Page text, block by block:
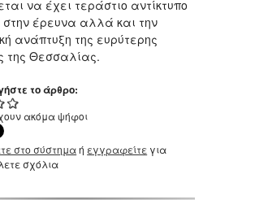
να έχει τεράστιο αντίκτυπο
στην έρευνα αλλά και την
ανάπτυξη της ευρύτερης
της Θεσσαλίας.
το άρθρο:
ακόμα ψήφοι
στο σύστημαή εγγραφείτε για
σχόλια